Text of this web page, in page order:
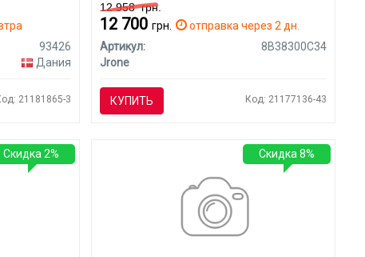
93426
Дания
21181865-3
12 958грн.
12 700грн.
отправка через 2 дн.
Артикул:
8B38300C34
Jrone
КУПИТЬ Код: 21177136-43
Скидка 2% Скидка 8%